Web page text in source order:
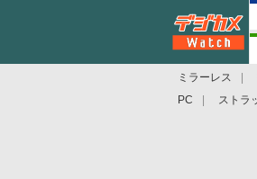
ミラーレス
PC
ストラ